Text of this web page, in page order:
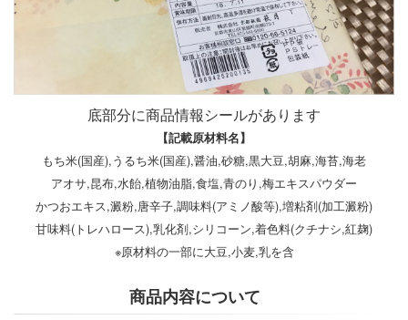
底部分に商品情報シールがあります
【記載原材料名】
もち米(国産),うるち米(国産),醤油,砂糖,黒大豆,胡麻,海苔,海老
アオサ,昆布,水飴,植物油脂,食塩,青のり,梅エキスパウダー
かつおエキス,澱粉,唐辛子,調味料(アミノ酸等),増粘剤(加工澱粉)
甘味料(トレハロース),乳化剤,シリコーン,着色料(クチナシ,紅麹)
※原材料の一部に大豆,小麦,乳を含
商品内容について